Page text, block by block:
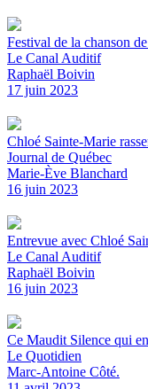
Festival de la chanson
Le Canal Auditif
Raphaël Boivin
17 juin 2023
Chloé Sainte-Marie
Journal de Québec
Marie-Ève Blanchard
16 juin 2023
Entrevue avec Chloé
Le Canal Auditif
Raphaël Boivin
16 juin 2023
Ce Maudit Silence qui
Le Quotidien
Marc-Antoine Côté.